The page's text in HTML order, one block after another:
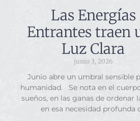
Las Energías
Entrantes traen
Luz Clara
junio 3, 2026
Junio abre un umbral sensible
humanidad. Se nota en el
sueños, en las ganas de ordenar
en esa necesidad profunda